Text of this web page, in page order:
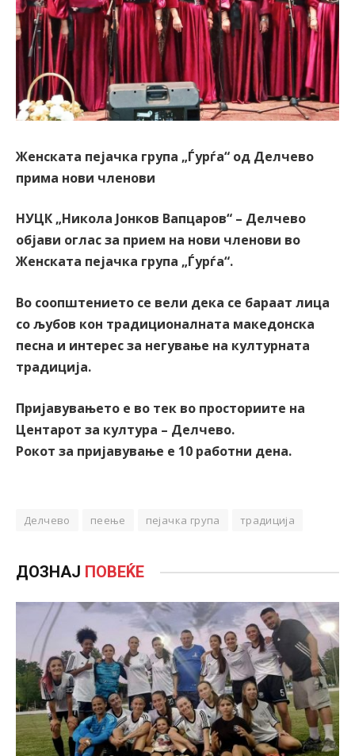
Женската пејачка група „Ѓурѓа“ од Делчево
прима нови членови
НУЦК „Никола Јонков Вапцаров“ – Делчево
објави оглас за прием на нови членови во
Женската пејачка група „Ѓурѓа“.
Во соопштението се вели дека се бараат лица
со љубов кон традиционалната македонска
песна и интерес за негување на културната
традиција.
Пријавувањето е во тек во просториите на
Центарот за култура – Делчево.
Рокот за пријавување е 10 работни дена.
Делчево пеење пејачка група традиција
ДОЗНАЈ ПОВЕЌЕ